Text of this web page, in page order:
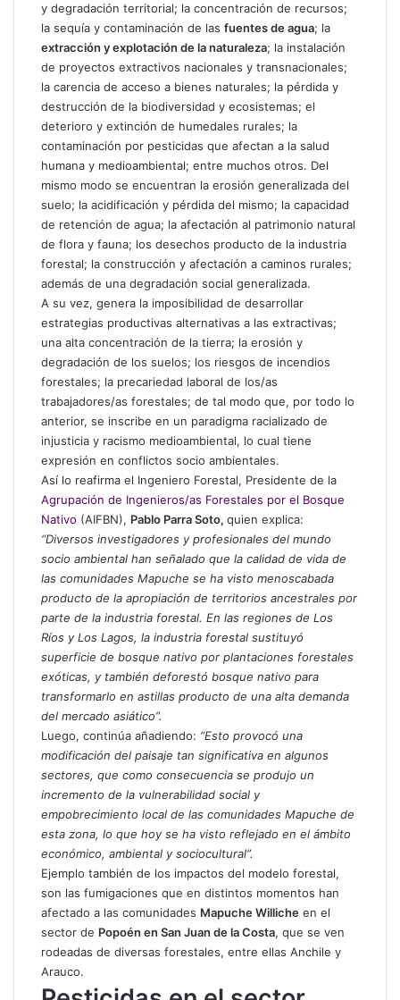
y degradación territorial; la concentración de recursos;
la sequía y contaminación de las fuentes de agua; la
extracción y explotación de la naturaleza; la instalación
de proyectos extractivos nacionales y transnacionales;
la carencia de acceso a bienes naturales; la pérdida y
destrucción de la biodiversidad y ecosistemas; el
deterioro y extinción de humedales rurales; la
contaminación por pesticidas que afectan a la salud
humana y medioambiental; entre muchos otros. Del
mismo modo se encuentran la erosión generalizada del
suelo; la acidificación y pérdida del mismo; la capacidad
de retención de agua; la afectación al patrimonio natural
de flora y fauna; los desechos producto de la industria
forestal; la construcción y afectación a caminos rurales;
además de una degradación social generalizada.
A su vez, genera la imposibilidad de desarrollar
estrategias productivas alternativas a las extractivas;
una alta concentración de la tierra; la erosión y
degradación de los suelos; los riesgos de incendios
forestales; la precariedad laboral de los/as
trabajadores/as forestales; de tal modo que, por todo lo
anterior, se inscribe en un paradigma racializado de
injusticia y racismo medioambiental, lo cual tiene
expresión en conflictos socio ambientales.
Así lo reafirma el Ingeniero Forestal, Presidente de la
Agrupación de Ingenieros/as Forestales por el Bosque
Nativo (AIFBN), Pablo Parra Soto, quien explica:
“Diversos investigadores y profesionales del mundo
socio ambiental han señalado que la calidad de vida de
las comunidades Mapuche se ha visto menoscabada
producto de la apropiación de territorios ancestrales por
parte de la industria forestal. En las regiones de Los
Ríos y Los Lagos, la industria forestal sustituyó
superficie de bosque nativo por plantaciones forestales
exóticas, y también deforestó bosque nativo para
transformarlo en astillas producto de una alta demanda
del mercado asiático”.
Luego, continúa añadiendo: “Esto provocó una
modificación del paisaje tan significativa en algunos
sectores, que como consecuencia se produjo un
incremento de la vulnerabilidad social y
empobrecimiento local de las comunidades Mapuche de
esta zona, lo que hoy se ha visto reflejado en el ámbito
económico, ambiental y sociocultural”.
Ejemplo también de los impactos del modelo forestal,
son las fumigaciones que en distintos momentos han
afectado a las comunidades Mapuche Williche en el
sector de Popoén en San Juan de la Costa, que se ven
rodeadas de diversas forestales, entre ellas Anchile y
Arauco.